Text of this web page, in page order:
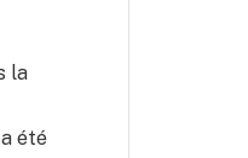
la
été